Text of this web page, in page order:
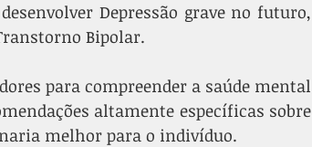
Depressão grave no futuro,
Bipolar.
para compreender a saúde mental
altamente específicas sobre
melhor para o indivíduo.